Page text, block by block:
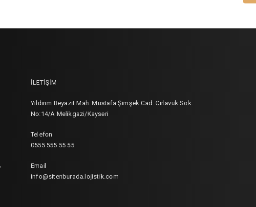
İLETİŞİM
Yıldırım Beyazıt Mah. Mustafa Şimşek Cad. Cırlavuk Sok.
No:14/A Melikgazi/Kayseri
Telefon
0555 555 55 55
Email
info@sitenburada.lojistik.com